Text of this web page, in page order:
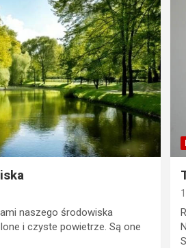
naszego środowiska
i czyste powietrze. Są one